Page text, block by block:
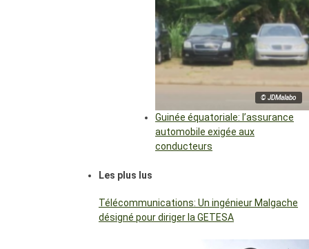
© JDMalabo
Guinée équatoriale: l’assurance
automobile exigée aux
conducteurs
Les plus lus
Télécommunications: Un ingénieur Malgache
désigné pour diriger la GETESA